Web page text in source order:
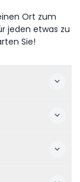
Ort zum
jeden etwas zu
Sie!